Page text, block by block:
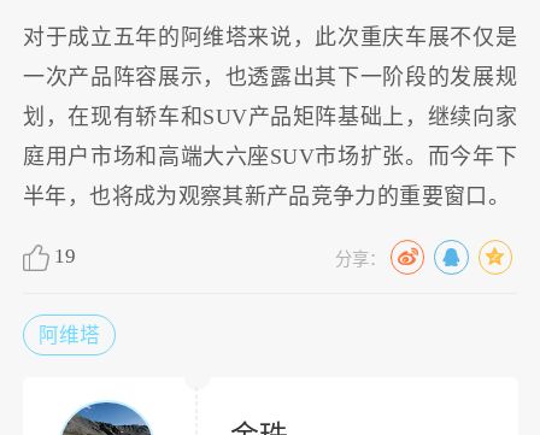
对于成立五年的阿维塔来说，此次重庆车展不仅是
一次产品阵容展示，也透露出其下一阶段的发展规
划，在现有轿车和SUV产品矩阵基础上，继续向家
庭用户市场和高端大六座SUV市场扩张。而今年下
半年，也将成为观察其新产品竞争力的重要窗口。
19 分享：
阿维塔